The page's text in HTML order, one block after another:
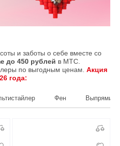
и заботы о себе вместе со
до 450 рублей в МТС.
по выгодным ценам. Акция
года:
Фен